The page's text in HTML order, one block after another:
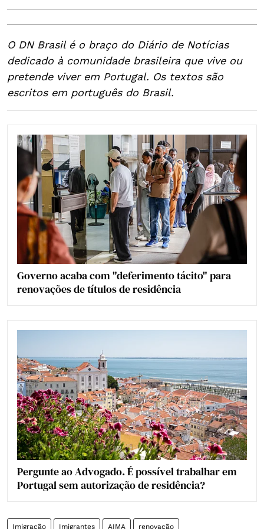
O DN Brasil é o braço do Diário de Notícias
dedicado à comunidade brasileira que vive ou
pretende viver em Portugal. Os textos são
escritos em português do Brasil.
Governo acaba com "deferimento tácito" para
renovações de títulos de residência
Pergunte ao Advogado. É possível trabalhar em
Portugal sem autorização de residência?
Imigração Imigrantes AIMA renovação